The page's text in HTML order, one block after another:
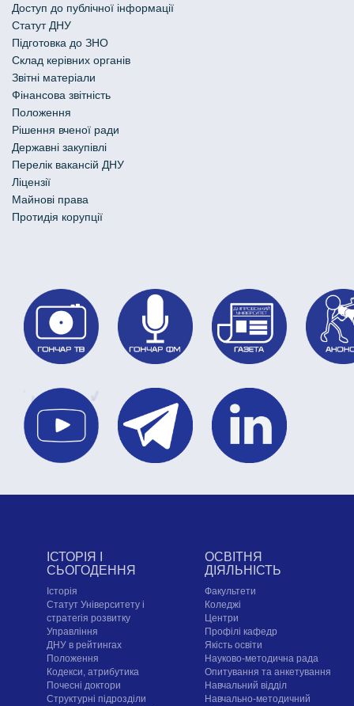
Доступ до публічної інформації
Статут ДНУ
Підготовка до ЗНО
Склад керівних органів
Звітні матеріали
Фінансова звітність
Положення
Рішення вченої ради
Державні закупівлі
Перелік вакансій ДНУ
Ліцензії
Майнові права
Протидія корупції
ІСТОРІЯ І
СЬОГОДЕННЯ
Історія
Статут Університету і
стратегія розвитку
Управління
ДНУ в рейтингах
Положення
Кодекси, атрибутика
Почесні доктори
Структурні підрозділи
ОСВІТНЯ
ДІЯЛЬНІСТЬ
Факультети
Коледжі
Центри
Профілі кафедр
Якість освіти
Науково-методична рада
Опитування та анкетування
Навчальний відділ
Навчально-методичний